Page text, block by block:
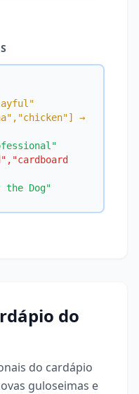
→
Dog"
do
do cardápio
guloseimas e